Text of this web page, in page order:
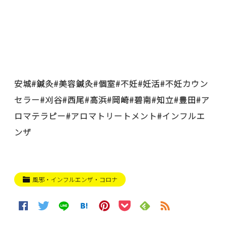
安城#鍼灸#美容鍼灸#個室#不妊#妊活#不妊カウン
セラー#刈谷#西尾#高浜#岡崎#碧南#知立#豊田#ア
ロマテラピー#アロマトリートメント#インフルエ
ンザ
風邪・インフルエンザ・コロナ